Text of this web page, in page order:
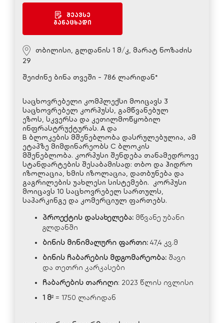
შეავსე
განაცხადი
თბილისი, გლდანის 1 მ/კ, მარატ ნოზაძის
29
შეიძინე ბინა თვეში - 786 ლარიდან*
საცხოვრებელი კომპლექსი მოიცავს 3
საცხოვრებელ კორპუსს, გამწვანებულ
ეზოს, სკვერსა და კეთილმოწყობილ
ინფრასტრუქტურას. A და
B ბლოკების მშენებლობა დასრულებულია, ამ
ეტაპზე მიმდინარეობს C ბლოკის
მშენებლობა. კორპუსი შენდება თანამედროვე
სტანდარტების შესაბამისად: თბო და ჰიდრო
იზოლაცია, ხმის იზოლაცია, დათბუნება და
გაგრილების უახლესი სისტემები. კორპუსი
მოიცავს 10 საცხოვრებელ სართულს,
საპარკინგე და კომერციულ ფართებს.
პროექტის დასახელება: მწვანე უბანი
გლდანში
ბინის მინიმალური ფართი: 47,4 კვ.მ
ბინის ჩაბარების მდგომარეობა: შავი
და თეთრი კარკასები
ჩაბარების თარიღი: 2023 წლის ივლისი
1 მ² = 1750 ლარიდან